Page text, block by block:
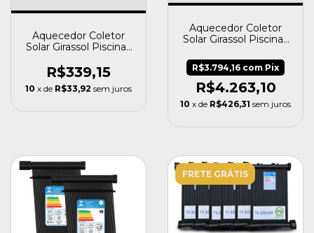
Aquecedor Coletor
Solar Girassol Piscinas
R$339,15
10 x de R$33,92 sem juros
Aquecedor Coletor
Solar Girassol Piscinas
Cano 50mm
R$4.263,10
R$3.794,16 com Pix
10 x de R$426,31 sem juros
FRETE GRÁTIS